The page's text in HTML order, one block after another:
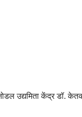
उद्यमिता केंद्र डॉ.